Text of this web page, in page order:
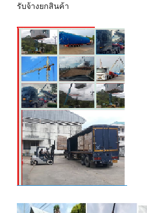
รับจ้างยกสินค้า